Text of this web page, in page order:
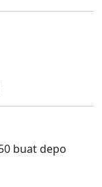
buat depo